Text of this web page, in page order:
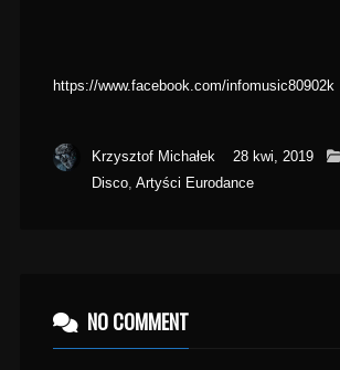
https://www.facebook.com/infomusic80902k
Krzysztof Michałek 28 kwi, 2019
Disco, Artyści Eurodance
NO COMMENT